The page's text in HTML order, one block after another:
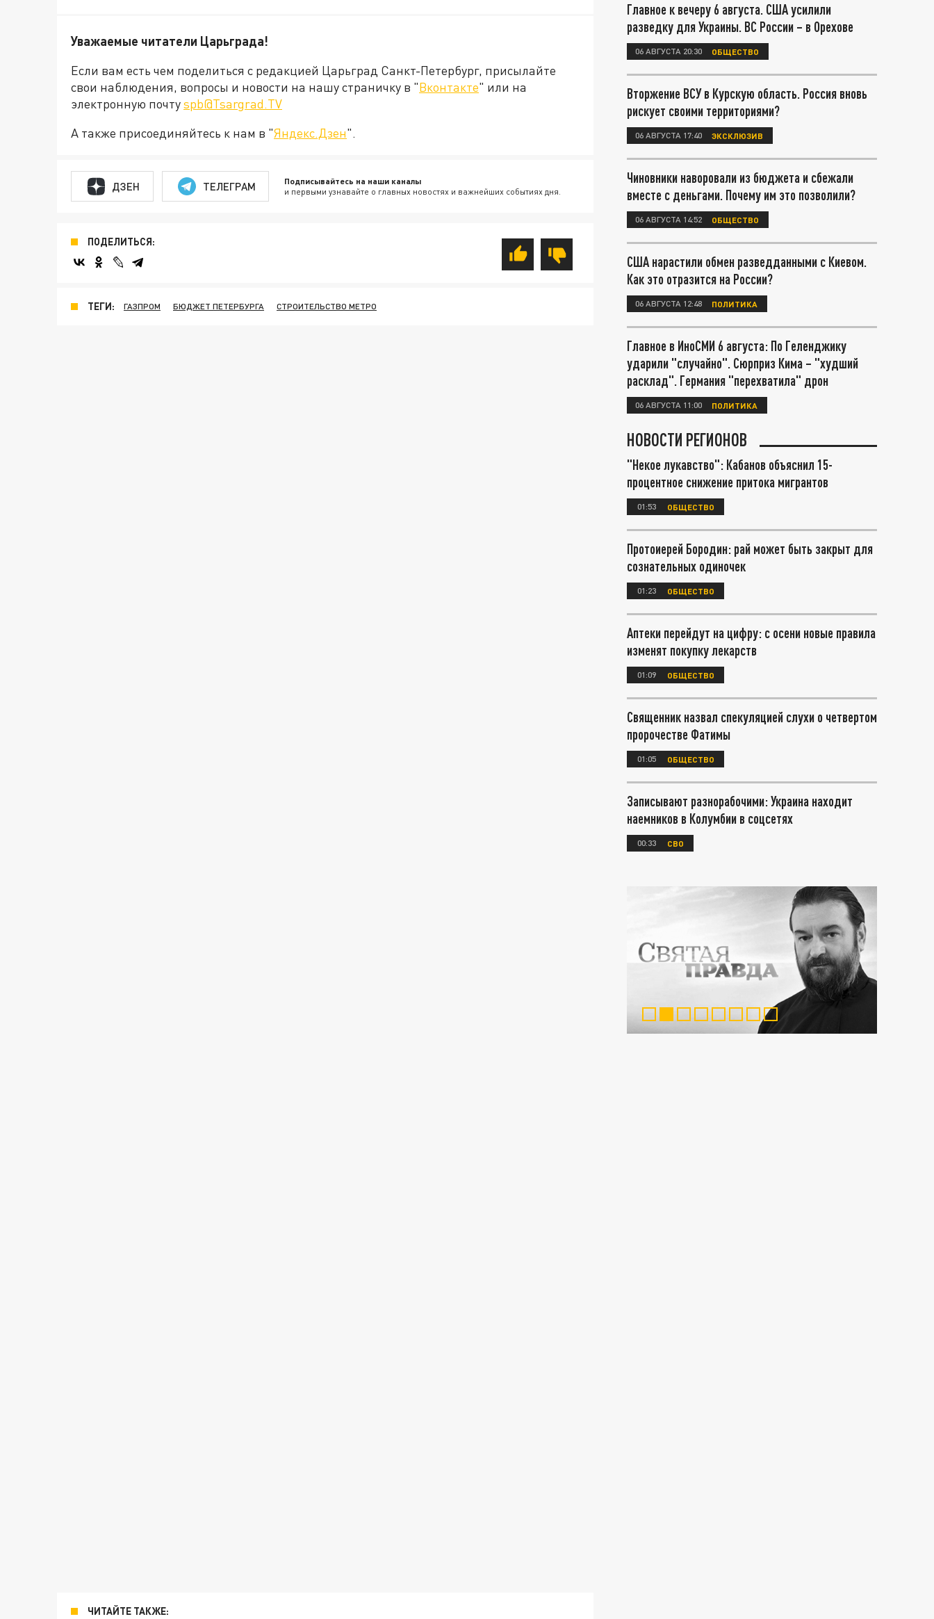
Уважаемые читатели Царьграда!
Если вам есть чем поделиться с редакцией Царьград Санкт-Петербург, присылайте
свои наблюдения, вопросы и новости на нашу страничку в "Вконтакте" или на
электронную почтуspb@Tsargrad.TV
А также присоединяйтесь к нам в "Яндекс.Дзен".
ДЗЕН ТЕЛЕГРАМ Подписывайтесь на наши каналы
и первыми узнавайте о главных новостях и важнейших событиях дня.
ПОДЕЛИТЬСЯ:
ТЕГИ: ГАЗПРОМ БЮДЖЕТ ПЕТЕРБУРГА СТРОИТЕЛЬСТВО МЕТРО
ЧИТАЙТЕ ТАКЖЕ:
Главное к вечеру 6 августа. США усилили
разведку для Украины. ВС России – в Орехове
06 АВГУСТА 20:30 ОБЩЕСТВО
Вторжение ВСУ в Курскую область. Россия вновь
рискует своими территориями?
06 АВГУСТА 17:40 ЭКСКЛЮЗИВ
Чиновники наворовали из бюджета и сбежали
вместе с деньгами. Почему им это позволили?
06 АВГУСТА 14:52 ОБЩЕСТВО
США нарастили обмен разведданными с Киевом.
Как это отразится на России?
06 АВГУСТА 12:48 ПОЛИТИКА
Главное в ИноСМИ 6 августа: По Геленджику
ударили "случайно". Сюрприз Кима – "худший
расклад". Германия "перехватила" дрон
06 АВГУСТА 11:00 ПОЛИТИКА
НОВОСТИ РЕГИОНОВ
"Некое лукавство": Кабанов объяснил 15-
процентное снижение притока мигрантов
01:53 ОБЩЕСТВО
Протоиерей Бородин: рай может быть закрыт для
сознательных одиночек
01:23 ОБЩЕСТВО
Аптеки перейдут на цифру: с осени новые правила
изменят покупку лекарств
01:09 ОБЩЕСТВО
Священник назвал спекуляцией слухи о четвертом
пророчестве Фатимы
01:05 ОБЩЕСТВО
Записывают разнорабочими: Украина находит
наемников в Колумбии в соцсетях
00:33 СВО